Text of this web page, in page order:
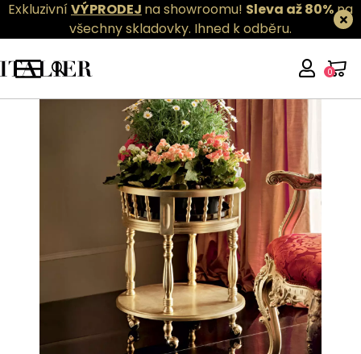
ExkluzivníVÝPRODEJ na showroomu! Sleva až 80%na
všechny skladovky. Ihned k odběru.
0